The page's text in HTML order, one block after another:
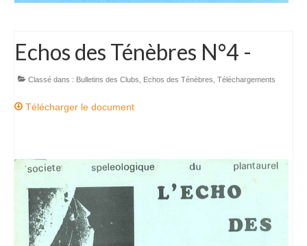
Echos des Ténèbres N°4 -
Classé dans : Bulletins des Clubs Echos des Ténèbres Téléchargements
Télécharger le document